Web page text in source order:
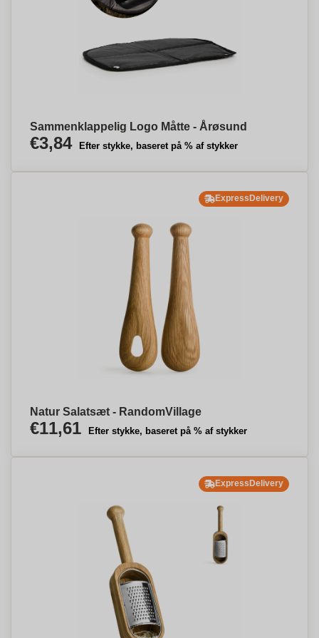
Sammenklappelig Logo Måtte - Årøsund
€3,84 Efter stykke, baseret på % af stykker
ExpressDelivery
Natur Salatsæt - RandomVillage
€11,61 Efter stykke, baseret på % af stykker
ExpressDelivery